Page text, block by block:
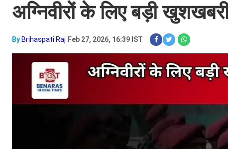
अग्निवीरों के लिए बड़ी
By Brihaspati Raj Feb 27, 2026, 16:39 IST